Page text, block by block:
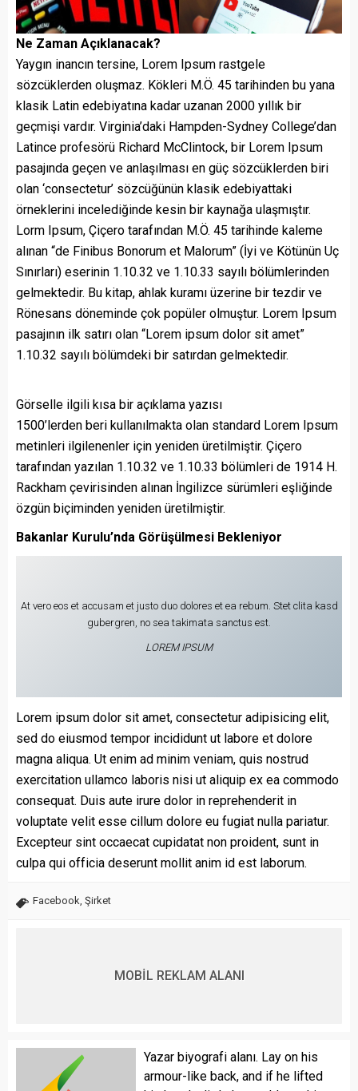
Ne Zaman Açıklanacak?
Yaygın inancın tersine, Lorem Ipsum rastgele
sözcüklerden oluşmaz. Kökleri M.Ö. 45 tarihinden bu yana
klasik Latin edebiyatına kadar uzanan 2000 yıllık bir
geçmişi vardır. Virginia’daki Hampden-Sydney College’dan
Latince profesörü Richard McClintock, bir Lorem Ipsum
pasajında geçen ve anlaşılması en güç sözcüklerden biri
olan ‘consectetur’ sözcüğünün klasik edebiyattaki
örneklerini incelediğinde kesin bir kaynağa ulaşmıştır.
Lorm Ipsum, Çiçero tarafından M.Ö. 45 tarihinde kaleme
alınan “de Finibus Bonorum et Malorum” (İyi ve Kötünün Uç
Sınırları) eserinin 1.10.32 ve 1.10.33 sayılı bölümlerinden
gelmektedir. Bu kitap, ahlak kuramı üzerine bir tezdir ve
Rönesans döneminde çok popüler olmuştur. Lorem Ipsum
pasajının ilk satırı olan “Lorem ipsum dolor sit amet”
1.10.32 sayılı bölümdeki bir satırdan gelmektedir.
Görselle ilgili kısa bir açıklama yazısı
1500’lerden beri kullanılmakta olan standard Lorem Ipsum
metinleri ilgilenenler için yeniden üretilmiştir. Çiçero
tarafından yazılan 1.10.32 ve 1.10.33 bölümleri de 1914 H.
Rackham çevirisinden alınan İngilizce sürümleri eşliğinde
özgün biçiminden yeniden üretilmiştir.
Bakanlar Kurulu’nda Görüşülmesi Bekleniyor
At vero eos et accusam et justo duo dolores et ea rebum. Stet clita kasd
gubergren, no sea takimata sanctus est.
LOREM IPSUM
Lorem ipsum dolor sit amet, consectetur adipisicing elit,
sed do eiusmod tempor incididunt ut labore et dolore
magna aliqua. Ut enim ad minim veniam, quis nostrud
exercitation ullamco laboris nisi ut aliquip ex ea commodo
consequat. Duis aute irure dolor in reprehenderit in
voluptate velit esse cillum dolore eu fugiat nulla pariatur.
Excepteur sint occaecat cupidatat non proident, sunt in
culpa qui officia deserunt mollit anim id est laborum.
Facebook, Şirket
MOBİL REKLAM ALANI
Yazar biyografi alanı. Lay on his
armour-like back, and if he lifted